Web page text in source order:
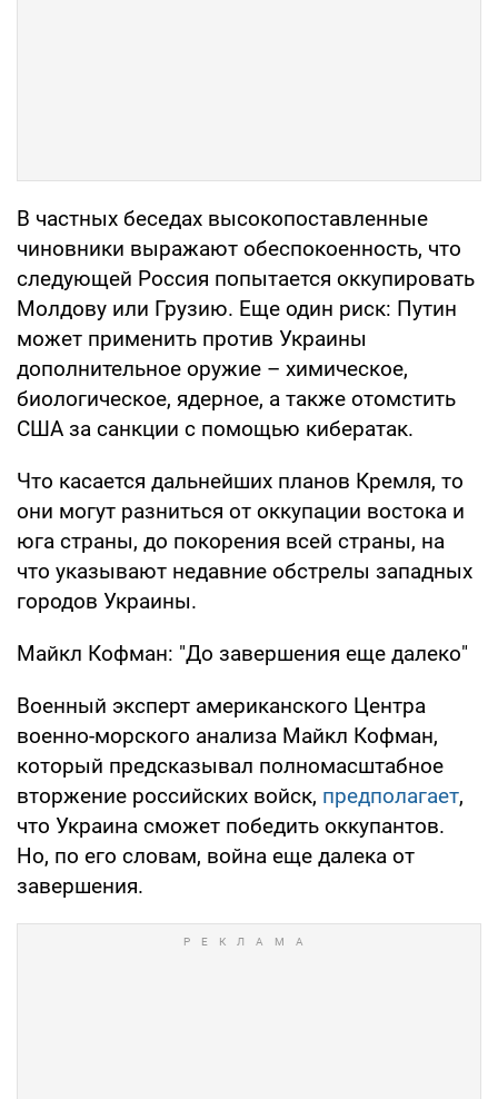
В частных беседах высокопоставленные
чиновники выражают обеспокоенность, что
следующей Россия попытается оккупировать
Молдову или Грузию. Еще один риск: Путин
может применить против Украины
дополнительное оружие – химическое,
биологическое, ядерное, а также отомстить
США за санкции с помощью кибератак.
Что касается дальнейших планов Кремля, то
они могут разниться от оккупации востока и
юга страны, до покорения всей страны, на
что указывают недавние обстрелы западных
городов Украины.
Майкл Кофман: "До завершения еще далеко"
Военный эксперт американского Центра
военно-морского анализа Майкл Кофман,
который предсказывал полномасштабное
вторжение российских войск, предполагает,
что Украина сможет победить оккупантов.
Но, по его словам, война еще далека от
завершения.